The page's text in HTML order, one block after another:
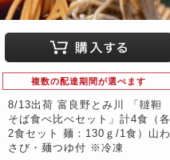
複数の配達期間が選べます
8/13出荷 富良野とみ川 「韃靼
そば食べ比べセット」計4食（各
2食セット 麺：130ｇ/1食）山わ
さび・麺つゆ付 ※冷凍